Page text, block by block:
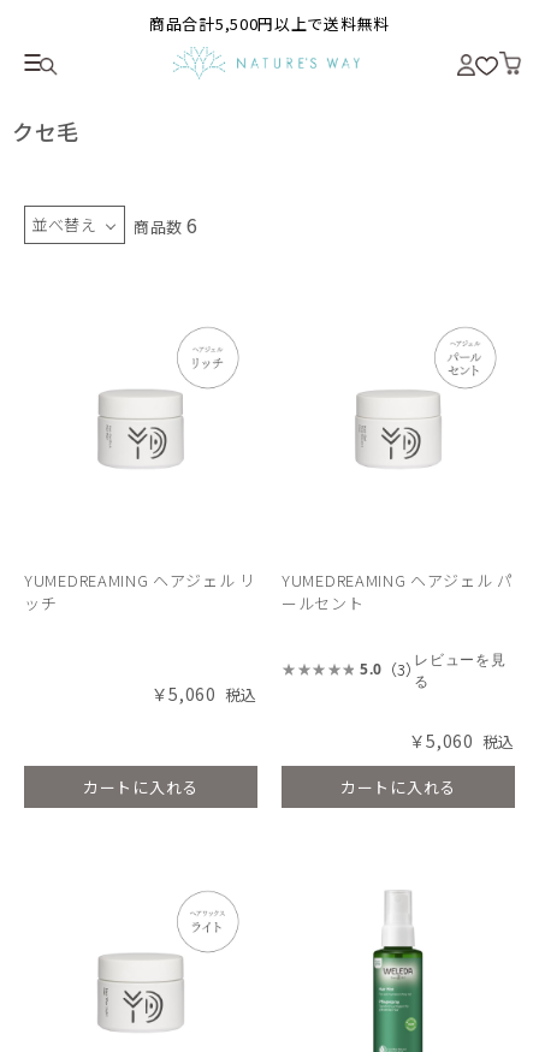
商品合計5,500円以上で送料無料
クセ毛
並べ替え 商品数 6
YUMEDREAMING ヘアジェル リ
ッチ
￥5,060
カートに入れる
YUMEDREAMING ヘアジェル パ
ールセント
5.0 （3） レビューを見
る
￥5,060
カートに入れる